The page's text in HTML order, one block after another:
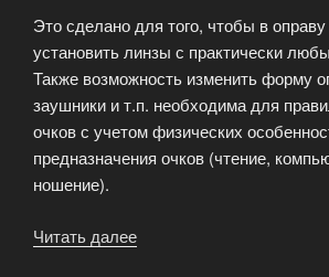
Это сделано для того, чтобы в
установить линзы с практически
Также возможность изменить форму
заушники и т.п. необходима для
очков с учетом физических
предназначения очков (чтение,
ношение).
Читать далее